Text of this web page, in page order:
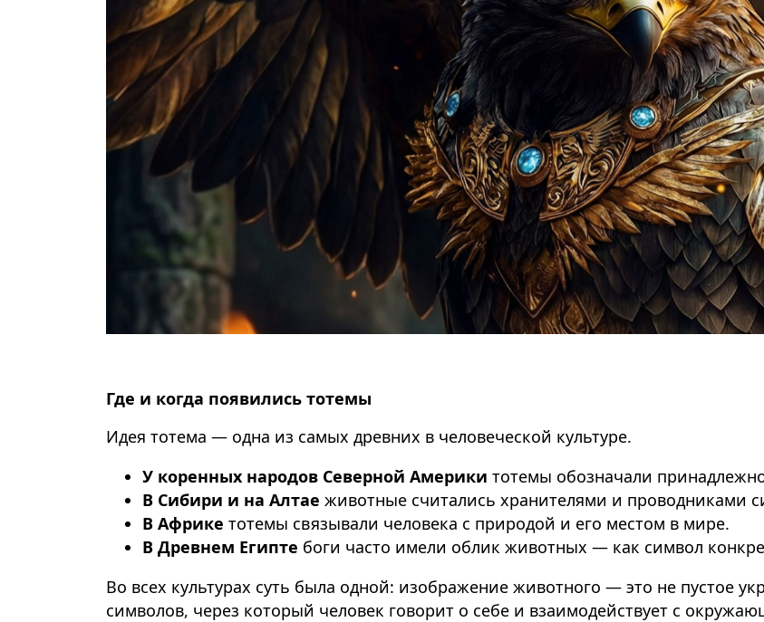
Где и когда появились тотемы
Идея тотема — одна из самых древних в человеческой культуре.
У коренных народов Северной Америки тотемы обозначали
В Сибири и на Алтае животные считались хранителями и проводниками
В Африке тотемы связывали человека с природой и его местом в мире.
В Древнем Египте боги часто имели облик животных — как символ
Во всех культурах суть была одной: изображение животного — это не пустое
символов, через который человек говорит о себе и взаимодействует с